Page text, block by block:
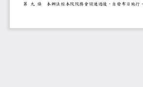
第
九 條 本辦法經本院院務會